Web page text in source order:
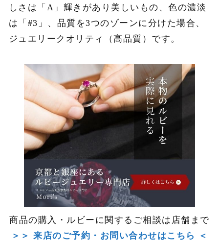
しさは「A」輝きがあり美しいもの、色の濃淡
は「#3」、品質を3つのゾーンに分けた場合、
ジュエリークオリティ（高品質）です。
商品の購入・ルビーに関するご相談は店舗まで
＞＞ 来店のご予約・お問い合わせはこちら ＜